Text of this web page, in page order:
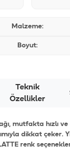
Malzeme:
Boyut:
Teknik
Özellikler
mutfakta hızlı ve
dikkat çeker.
renk